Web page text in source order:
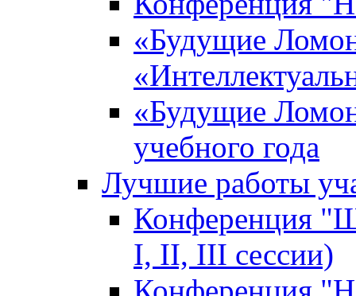
«Будущие
«Будущие
учебного года
Лучшие работы
Конференция
I, II, III сессии)